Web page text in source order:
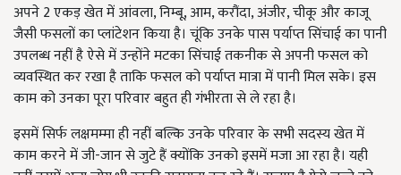
अपने 2 एकड़ खेत में आंवला, निम्बू, आम, करौंदा, अंजीर, चीकू और काजू
जैसी फसलों का प्लांटेशन किया है। चूंकि उनके पास पर्याप्त सिंचाई का पानी
उपलब्ध नहीं है ऐसे में उन्होंने मटका सिंचाई तकनीक से अपनी फसल को
व्यवस्थित कर रखा है ताकि फसल को पर्याप्त मात्रा में पानी मिल सके। इस
काम को उनका पूरा परिवार बहुत ही गंभीरता से ले रहा है।
इसमें सिर्फ लक्षमम्मा ही नहीं बल्कि उनके परिवार के सभी सदस्य खेत में
काम करने में जी-जान से जुटे हैं क्योंकि उनको इसमें मजा आ रहा है। यही